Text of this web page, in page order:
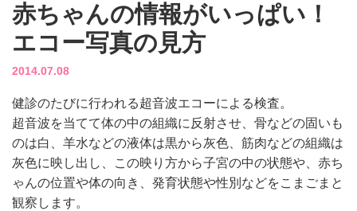
赤ちゃんの情報がいっぱい！
エコー写真の見方
2014.07.08
健診のたびに行われる超音波エコーによる検査。
超音波を当てて体の中の組織に反射させ、骨などの固いも
のは白、羊水などの液体は黒から灰色、筋肉などの組織は
灰色に映し出し、この映り方から子宮の中の状態や、赤ち
ゃんの位置や体の向き、発育状態や性別などをこまごまと
観察します。